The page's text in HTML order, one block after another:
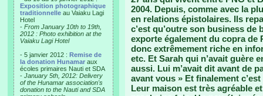
Exposition photographique
traditionnelle au Vaiaku Lagi
Hotel
- From January 10th to 19th,
2012 : Photo exhibition at the
Vaiaku Lagi Hotel
- 5 janvier 2012 : Remise de
la donation Hunamar aux
écoles primaires Nauti et SDA
- January 5th, 2012: Delivery
of the Hunamar association's
donation to the Nauti and SDA
2004. Depuis, comme avec la
en relations épistolaires. Ils
c’est qu’outre son business de
exporte également du copra de
donc extrêmement riche en
etc. Et Sarah qui n’avait guère
aussi. Lui m’avait dit avant de
avant vous » Et finalement
Leur maison est très agréable